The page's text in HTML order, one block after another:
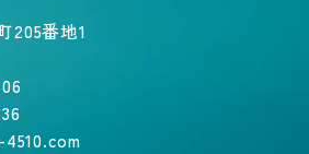
205番地1